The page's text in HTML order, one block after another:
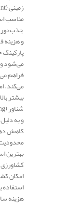
مناسب
جذب نور
و هزینه
می‌شود و
فراهم
می‌کند.
بیشتر
و به
کاهش
بهترین
امکان
استفاده
هزینه